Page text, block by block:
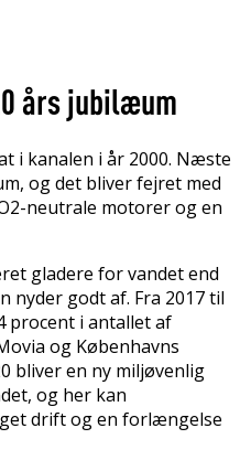
års jubilæum
i kanalen i år 2000. Næste
og det bliver fejret med
neutrale motorer og en
gladere for vandet end
nyder godt af. Fra 2017 til
procent i antallet af
og Københavns
bliver en ny miljøvenlig
og her kan
drift og en forlængelse